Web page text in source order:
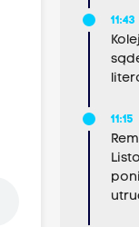
11:43
11:15